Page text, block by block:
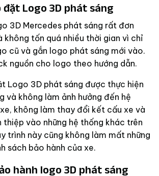
đặt Logo 3D phát sáng
3D Mercedes phát sáng rất đơn
không tốn quá nhiều thời gian vì chỉ
cũ và gắn logo phát sáng mới vào.
nguồn cho logo theo hướng dẫn.
Logo 3D phát sáng được thực hiện
và không làm ảnh hưởng đến hệ
không làm thay đổi kết cấu xe và
thiệp vào những hệ thống khác trên
trình này cũng không làm mất những
sách bảo hành của xe.
hành logo 3D phát sáng